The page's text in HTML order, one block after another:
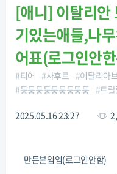
[애니] 이탈리안
기있는애들,나
어표(로그인안
#티어 #사후르 #이탈리아
#퉁퉁퉁퉁퉁퉁퉁퉁퉁 #트
2025.05.16 23:27
만든본임임(로그인안함)